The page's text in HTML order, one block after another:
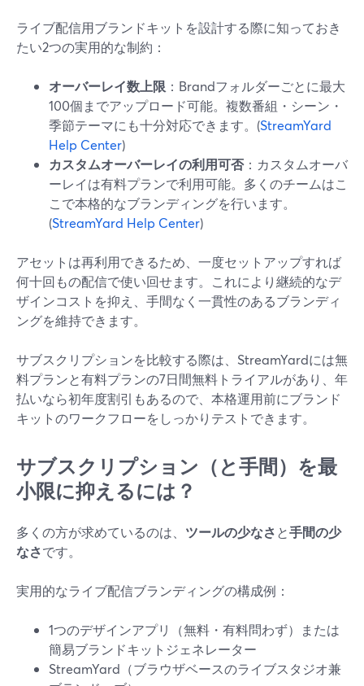
ライブ配信用ブランドキットを設計する際に知っておき
たい2つの実用的な制約：
オーバーレイ数上限 ：Brandフォルダーごとに最大
100個までアップロード可能。複数番組・シーン・
季節テーマにも十分対応できます。(StreamYard
Help Center)
カスタムオーバーレイの利用可否：カスタムオーバ
ーレイは有料プランで利用可能。多くのチームはこ
こで本格的なブランディングを行います。
(StreamYard Help Center)
アセットは再利用できるため、一度セットアップすれば
何十回もの配信で使い回せます。これにより継続的なデ
ザインコストを抑え、手間なく一貫性のあるブランディ
ングを維持できます。
サブスクリプションを比較する際は、StreamYardには無
料プランと有料プランの7日間無料トライアルがあり、年
払いなら初年度割引もあるので、本格運用前にブランド
キットのワークフローをしっかりテストできます。
サブスクリプション（と手間）を最
小限に抑えるには？
多くの方が求めているのは、 ツールの少なさと手間の少
なさです。
実用的なライブ配信ブランディングの構成例：
1つのデザインアプリ（無料・有料問わず）または
簡易ブランドキットジェネレーター
StreamYard（ブラウザベースのライブスタジオ兼